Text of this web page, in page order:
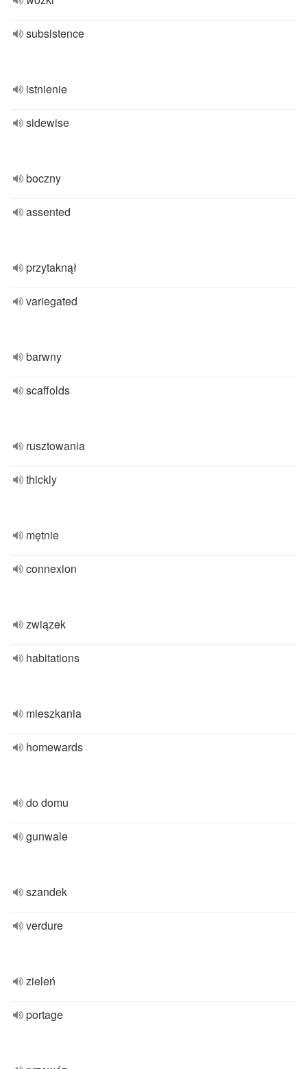
subsistence
istnienie
sidewise
boczny
assented
przytaknął
variegated
barwny
scaffolds
rusztowania
thickly
mętnie
connexion
związek
habitations
mieszkania
homewards
do domu
gunwale
szandek
verdure
zieleń
portage